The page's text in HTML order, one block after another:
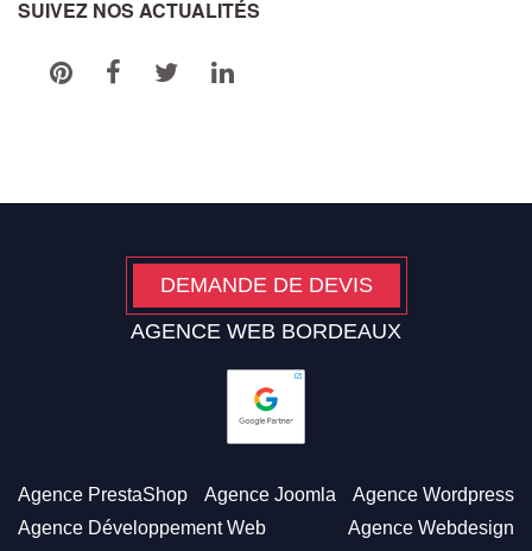
SUIVEZ NOS ACTUALITÉS
DEMANDE DE DEVIS
AGENCE WEB BORDEAUX
Agence PrestaShop Agence Joomla
Agence Wordpress
Agence Développement Web
Agence Webdesign